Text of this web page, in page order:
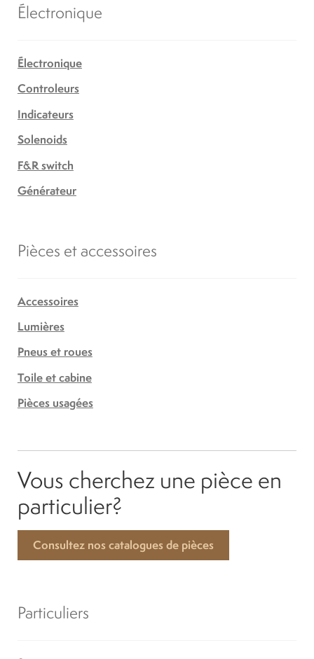
Électronique
Électronique
Controleurs
Indicateurs
Solenoids
F&R switch
Générateur
Pièces et accessoires
Accessoires
Lumières
Pneus et roues
Toile et cabine
Pièces usagées
Vous cherchez une pièce en
particulier?
Consultez nos catalogues de pièces
Particuliers